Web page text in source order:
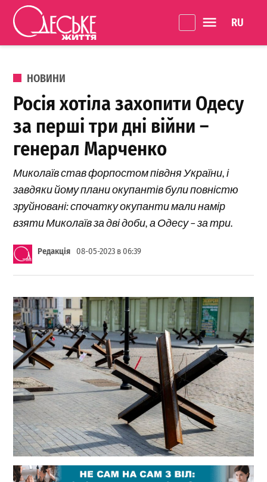
Перейти до вмісту
Життя
ОПУБЛІКОВАНО В
НОВИНИ
Росія хотіла захопити Одесу
за перші три дні війни –
генерал Марченко
Миколаїв став форпостом півдня України, і
завдяки йому плани окупантів були повністю
зруйновані: спочатку окупанти мали намір
взяти Миколаїв за дві доби, а Одесу – за три.
Редакція 08-05-2023 в 06:39